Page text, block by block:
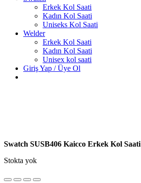
Erkek Kol Saati
Kadın Kol Saati
Uniseks Kol Saati
Welder
Erkek Kol Saati
Kadın Kol Saati
Unisex kol saati
Giriş Yap / Üye Ol
Swatch SUSB406 Kaicco Erkek Kol Saati
Stokta yok